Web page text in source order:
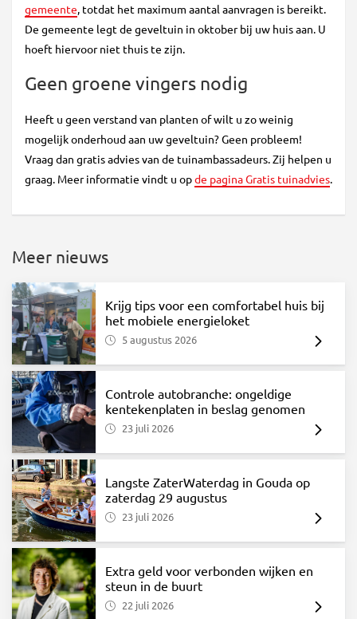
gemeente, totdat het maximum aantal aanvragen is bereikt.
De gemeente legt de geveltuin in oktober bij uw huis aan. U
hoeft hiervoor niet thuis te zijn.
Geen groene vingers nodig
Heeft u geen verstand van planten of wilt u zo weinig
mogelijk onderhoud aan uw geveltuin? Geen probleem!
Vraag dan gratis advies van de tuinambassadeurs. Zij helpen u
graag. Meer informatie vindt u opde pagina Gratis tuinadvies.
Meer nieuws
Krijg tips voor een comfortabel huis bij
het mobiele energieloket
5 augustus 2026
Controle autobranche: ongeldige
kentekenplaten in beslag genomen
23 juli 2026
Langste ZaterWaterdag in Gouda op
zaterdag 29 augustus
23 juli 2026
Extra geld voor verbonden wijken en
steun in de buurt
22 juli 2026